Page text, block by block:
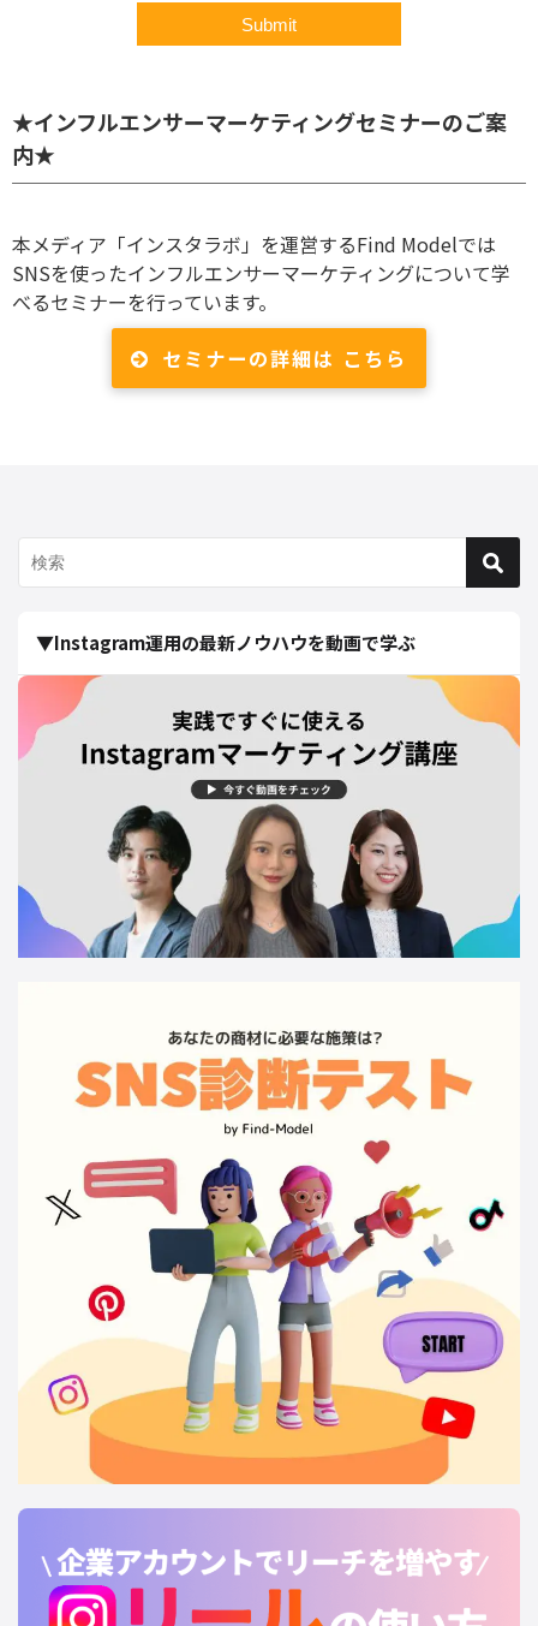
★インフルエンサーマーケティングセミナーのご案
内★
本メディア「インスタラボ」を運営するFind Modelでは
SNSを使ったインフルエンサーマーケティングについて学
べるセミナーを行っています。
セミナーの詳細は こちら
▼Instagram運用の最新ノウハウを動画で学ぶ